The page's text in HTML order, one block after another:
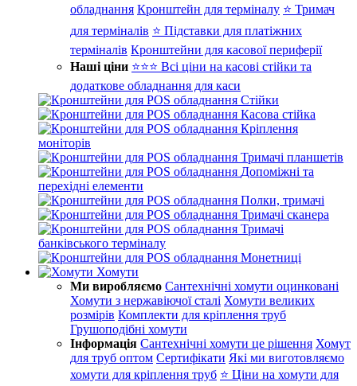
обладнання Кронштейн для терміналу ⭐ Тримач
для терміналів ⭐ Підставки для платіжних
терміналів Кронштейни для касової периферії
Наші ціни ⭐⭐⭐ Всі ціни на касові стійки та
додаткове обладнання для каси
Стійки
Касова стійка
Кріплення
моніторів
Тримачі планшетів
Допоміжні та
перехідні елементи
Полки, тримачі
Тримачі сканера
Тримачі
банківського терміналу
Монетниці
Хомути
Ми виробляємо Сантехнічні хомути оцинковані
Хомути з нержавіючої сталі Хомути великих
розмірів Комплекти для кріплення труб
Грушоподібні хомути
Інформація Сантехнічні хомути це рішення Хомут
для труб оптом Сертифікати Які ми виготовляємо
хомути для кріплення труб ⭐ Ціни на хомути для